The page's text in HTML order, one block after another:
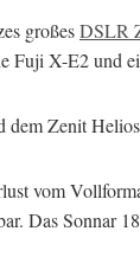
großesDSLR
Fuji X-E2 und
dem Zenit
vom
Das Sonnar